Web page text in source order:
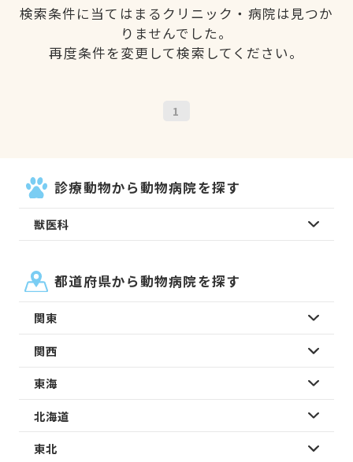
検索条件に当てはまるクリニック・病院は見つか
りませんでした。
再度条件を変更して検索してください。
1
診療動物から動物病院を探す
獣医科
都道府県から動物病院を探す
関東
関西
東海
北海道
東北